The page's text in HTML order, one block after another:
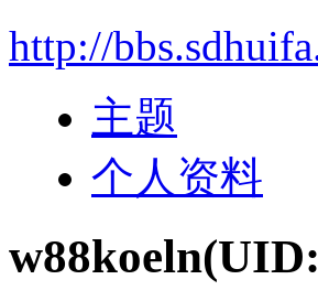
http://
主题
个人资料
w88koeln